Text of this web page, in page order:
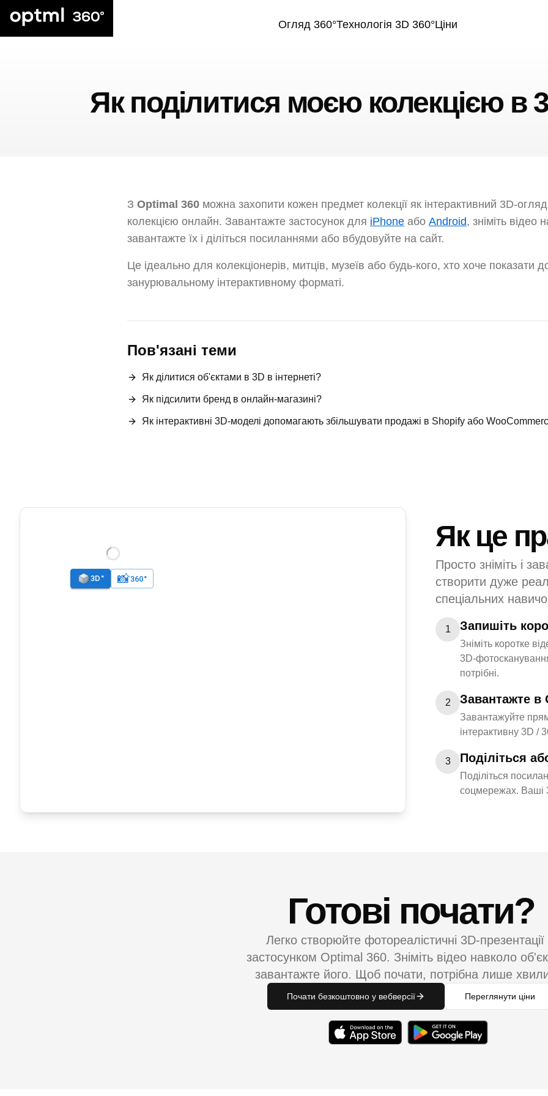
Огляд 360°Технологія 3D 360°Ціни
Як поділитися моєю колекцією в
З Optimal 360 можна захопити кожен предмет колекції як інтерактивний 3D-огляд
колекцією онлайн. Завантажте застосунок для iPhone або Android, зніміть відео
завантажте їх і діліться посиланнями або вбудовуйте на сайт.
Це ідеально для колекціонерів, митців, музеїв або будь-кого, хто хоче показати
занурювальному інтерактивному форматі.
Пов'язані теми
Як ділитися об'єктами в 3D в інтернеті?
Як підсилити бренд в онлайн-магазині?
Як інтерактивні 3D-моделі допомагають збільшувати продажі в Shopify або
Як це
Просто зніміть і
створити дуже
спеціальних
1 Запишіть
Зніміть коротке
3D-
потрібні.
2 Завантажте в
Завантажуйте
інтерактивну 3D /
3 Поділіться
Поділіться
соцмережах. Ваші
Готові почати?
Легко створюйте фотореалістичні 3D-презентації
застосунком Optimal 360. Зніміть відео навколо
завантажте його. Щоб почати, потрібна лише
Почати безкоштовно у вебверсії Переглянути ціни